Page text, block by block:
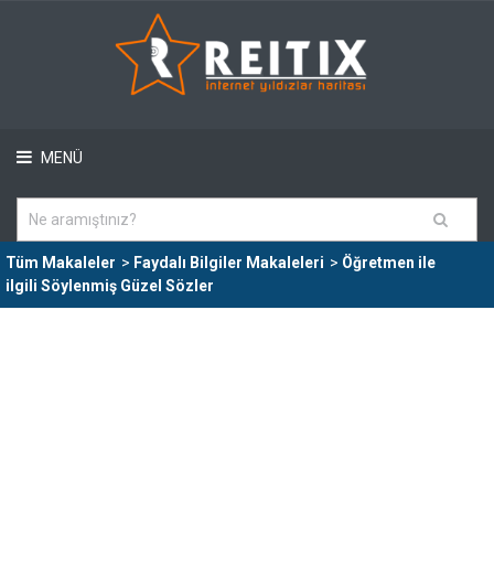
MENÜ
Tüm Makaleler > Faydalı Bilgiler Makaleleri > Öğretmen ile
ilgili Söylenmiş Güzel Sözler